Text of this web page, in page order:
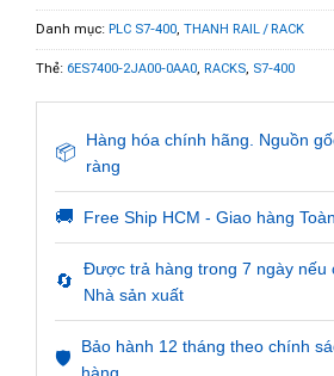
Danh mục: PLC S7-400, THANH RAIL / RACK
Thẻ: 6ES7400-2JA00-0AA0, RACKS, S7-400
📦
Hàng hóa chính hãng. Nguồn
ràng
🚚 Free Ship HCM - Giao hàng
🔄
Được trả hàng trong 7 ngày nếu
Nhà sản xuất
🛡️
Bảo hành 12 tháng theo chính
hàng .